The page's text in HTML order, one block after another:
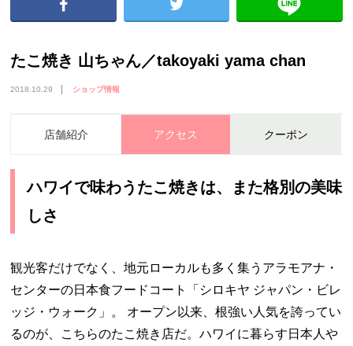
たこ焼き 山ちゃん／takoyaki yama chan
2018.10.29 ショップ情報
店舗紹介 アクセス クーポン
ハワイで味わうたこ焼きは、また格別の美味
しさ
観光客だけでなく、地元ローカルも多く集うアラモアナ・
センターの日本食フードコート「シロキヤ ジャパン・ビレ
ッジ・ウォーク」。 オープン以来、根強い人気を誇ってい
るのが、こちらのたこ焼き店だ。ハワイに暮らす日本人や